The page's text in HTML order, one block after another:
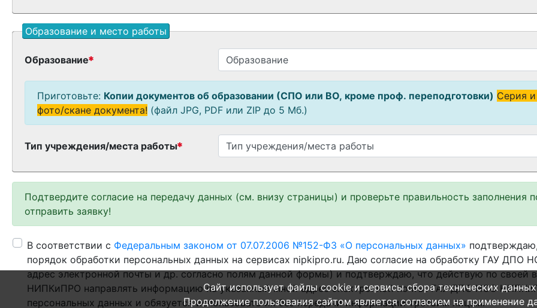
Образование и место работы
Образование
Приготовьте: Копии документов об образовании (СПО или ВО, кроме проф. переподготовки) Серия
фото/скане документа! (файл JPG, PDF или ZIP до 5 Мб.)
Тип учреждения/места работы
Подтвердите согласие на передачу данных (см. внизу страницы) и проверьте правильность заполнения
отправить заявку!
В соответствии с Федеральным законом от 07.07.2006 №152-ФЗ «О персональных данных»
порядок обработки персональных данных на сервисах nipkipro.ru. Даю согласие на обработку ГАУ
адрес электронной почты и др. согласно полям данной формы) и подтверждаю, что действую по
НИПКиПРО направлять информацию на указанный мной адрес электронной почты. ГАУ ДПО НСО
персональных данных и обязуется использовать их без передачи информации третьим лицам.
Сайт использует файлы cookie и сервисы сбора технических
Продолжение пользования сайтом является согласием на применение